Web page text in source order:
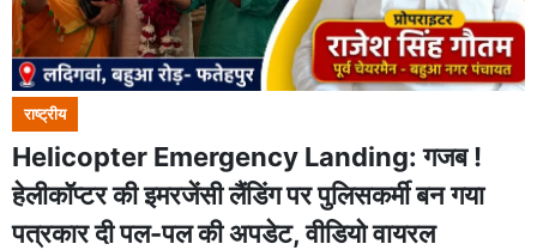
राष्ट्रीय
Helicopter Emergency Landing: गजब !
हेलीकॉप्टर की इमरजेंसी लैंडिंग पर पुलिसकर्मी बन गया
पत्रकार दी पल-पल की अपडेट, वीडियो वायरल